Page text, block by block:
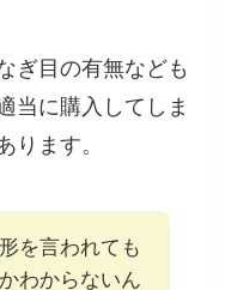
ぎ目の有無なども
当に購入してしま
ります。
を言われても
わからないん